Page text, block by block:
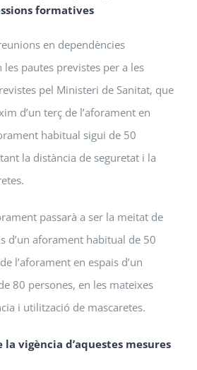
formatives
en dependències
pautes previstes per a les
pel Ministeri de Sanitat, que
d’un terç de l’aforament en
habitual sigui de 50
la distància de seguretat i la
passarà a ser la meitat de
d’un aforament habitual de 50
l’aforament en espais d’un
80 persones, en les mateixes
i utilització de mascaretes.
vigència d’aquestes mesures